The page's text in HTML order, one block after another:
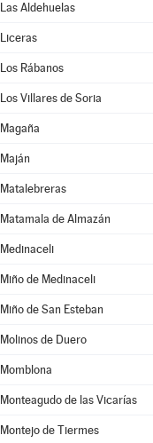
Las Aldehuelas
Liceras
Los Rábanos
Los Villares de Soria
Magaña
Maján
Matalebreras
Matamala de Almazán
Medinaceli
Miño de Medinaceli
Miño de San Esteban
Molinos de Duero
Momblona
Monteagudo de las Vicarías
Montejo de Tiermes